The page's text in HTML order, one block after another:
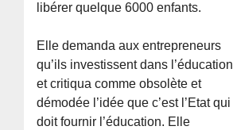
libérer quelque 6000 enfants.
Elle demanda aux entrepreneurs
qu’ils investissent dans l’éducation
et critiqua comme obsolète et
démodée l’idée que c’est l’Etat qui
doit fournir l’éducation. Elle